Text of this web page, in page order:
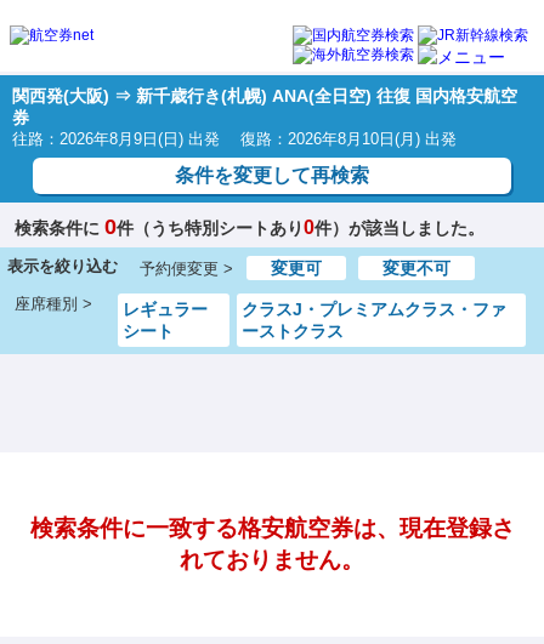
関西発(大阪) ⇒ 新千歳行き(札幌) ANA(全日空) 往復 国内格安航空
券
往路：2026年8月9日(日) 出発 復路：2026年8月10日(月) 出発
条件を変更して再検索
検索条件に 0件（うち特別シートあり0件）が該当しました。
表示を絞り込む 予約便変更 > 変更可 変更不可
座席種別 >
レギュラー
シート
クラスJ・プレミアムクラス・ファ
ーストクラス
検索条件に一致する格安航空券は、現在登録さ
れておりません。